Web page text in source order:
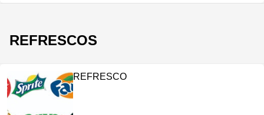
REFRESCOS
REFRESCO